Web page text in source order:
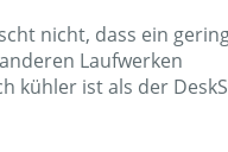
nicht, dass ein
Laufwerken
kühler ist als der